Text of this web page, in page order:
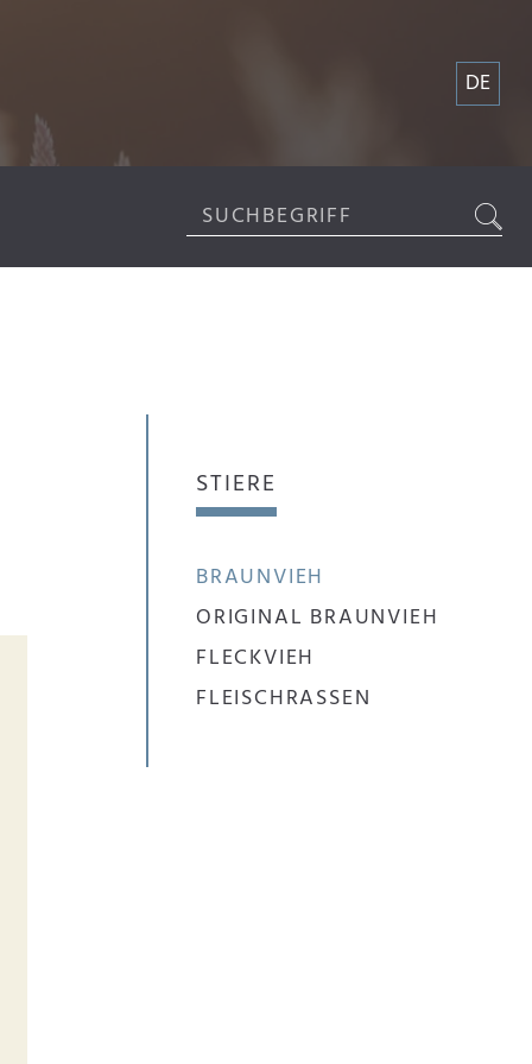
DE
STIERE
BRAUNVIEH
ORIGINAL BRAUNVIEH
FLECKVIEH
FLEISCHRASSEN